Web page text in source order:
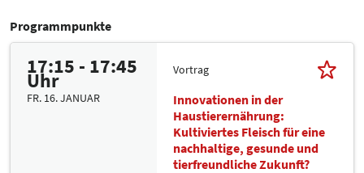
Programmpunkte
17:15 - 17:45
Uhr
FR. 16. JANUAR
Vortrag
Innovationen in der
Haustierernährung:
Kultiviertes Fleisch für eine
nachhaltige, gesunde und
tierfreundliche Zukunft?